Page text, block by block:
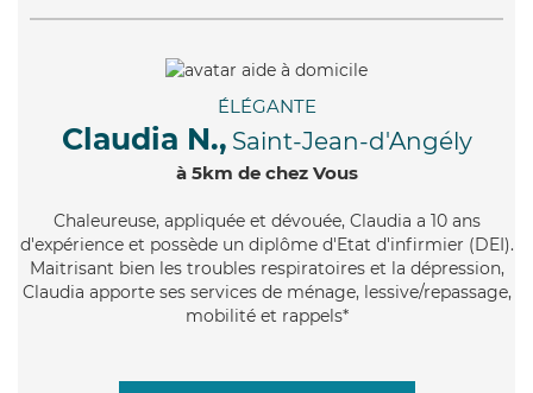
ÉLÉGANTE
Claudia N., Saint-Jean-d'Angély
à 5km de chez Vous
Chaleureuse, appliquée et dévouée, Claudia a 10 ans
d'expérience et possède un diplôme d'Etat d'infirmier (DEI).
Maitrisant bien les troubles respiratoires et la dépression,
Claudia apporte ses services de ménage, lessive/repassage,
mobilité et rappels*